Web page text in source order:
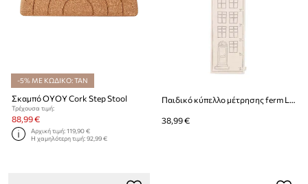
-5% ΜΕ ΚΩΔΙΚΟ: TAN
Σκαμπό OYOY Cork Step Stool
Τρέχουσα τιμή:
88,99 €
Αρχική τιμή:119,90 €
Η χαμηλότερη τιμή:92,99 €
38,99 €